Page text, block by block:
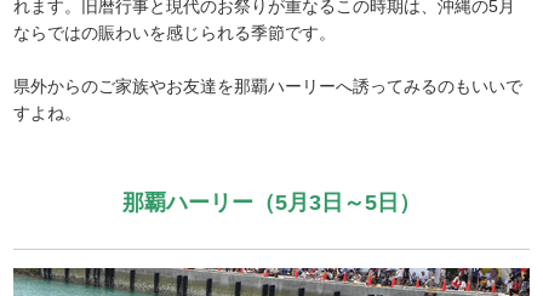
れます。旧暦行事と現代のお祭りが重なるこの時期は、沖縄の5月
ならではの賑わいを感じられる季節です。
県外からのご家族やお友達を那覇ハーリーへ誘ってみるのもいいで
すよね。
那覇ハーリー（5月3日～5日）